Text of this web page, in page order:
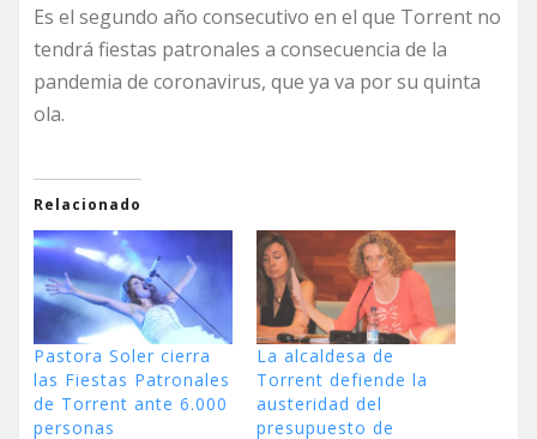
Es el segundo año consecutivo en el que Torrent no
tendrá fiestas patronales a consecuencia de la
pandemia de coronavirus, que ya va por su quinta
ola.
Relacionado
Pastora Soler cierra
las Fiestas Patronales
de Torrent ante 6.000
personas
La alcaldesa de
Torrent defiende la
austeridad del
presupuesto de